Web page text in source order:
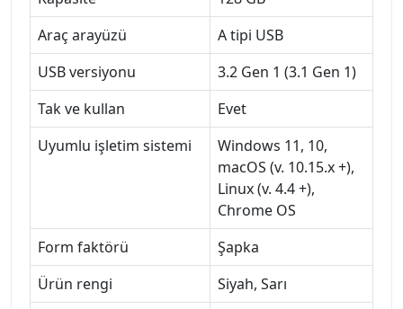
Araç arayüzü
A tipi USB
USB versiyonu
3.2 Gen 1 (3.1 Gen 1)
Tak ve kullan
Evet
Uyumlu işletim sistemi
Windows 11, 10,
macOS (v. 10.15.x +),
Linux (v. 4.4 +),
Chrome OS
Form faktörü
Şapka
Ürün rengi
Siyah, Sarı